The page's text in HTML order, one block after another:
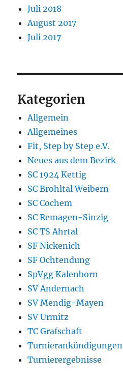
Juli 2018
August 2017
Juli 2017
Kategorien
Allgemein
Allgemeines
Fit, Step by Step e.V.
Neues aus dem Bezirk
SC 1924 Kettig
SC Brohltal Weibern
SC Cochem
SC Remagen-Sinzig
SC TS Ahrtal
SF Nickenich
SF Ochtendung
SpVgg Kalenborn
SV Andernach
SV Mendig-Mayen
SV Urmitz
TC Grafschaft
Turnierankündigungen
Turnierergebnisse